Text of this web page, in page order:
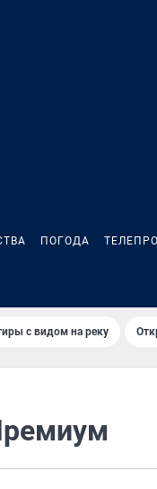
ПОГОДА
с видом на реку